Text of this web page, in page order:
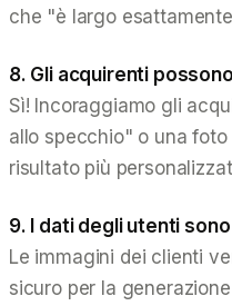
che "è largo
8. Gli acquirenti
Sì! Incoraggiamo gli
allo specchio" o una
risultato più
9. I dati degli utenti
Le immagini dei clienti
sicuro per la